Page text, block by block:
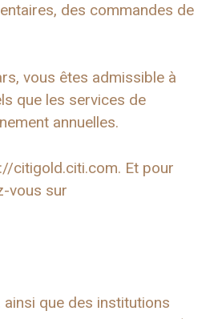
des commandes de
vous êtes admissible à
que les services de
annuelles.
citigold.citi.com. Et pour
vous sur
que des institutions